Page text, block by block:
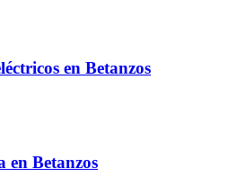
en Betanzos
en Betanzos